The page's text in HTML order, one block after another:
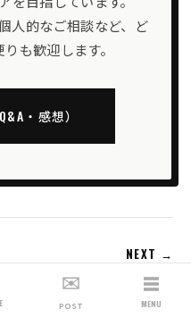
人的なご相談など、ど
も歓迎します。
・感想）
NEXT →
✉️
POST
☰
MENU